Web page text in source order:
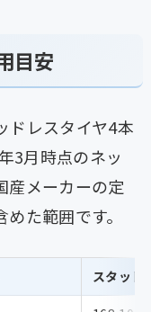
目安
ドレスタイヤ4本
3月時点のネッ
産メーカーの定
た範囲です。
スタッド